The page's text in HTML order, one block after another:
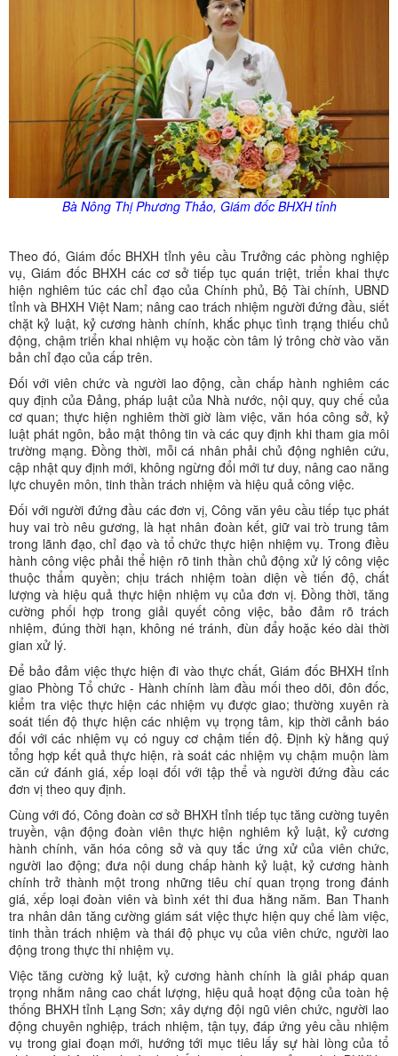
Bà Nông Thị Phương Thảo, Giám đốc BHXH tỉnh
Theo đó, Giám đốc BHXH tỉnh yêu cầu Trưởng các phòng nghiệp
vụ, Giám đốc BHXH các cơ sở tiếp tục quán triệt, triển khai thực
hiện nghiêm túc các chỉ đạo của Chính phủ, Bộ Tài chính, UBND
tỉnh và BHXH Việt Nam; nâng cao trách nhiệm người đứng đầu, siết
chặt kỷ luật, kỷ cương hành chính, khắc phục tình trạng thiếu chủ
động, chậm triển khai nhiệm vụ hoặc còn tâm lý trông chờ vào văn
bản chỉ đạo của cấp trên.
Đối với viên chức và người lao động, cần chấp hành nghiêm các
quy định của Đảng, pháp luật của Nhà nước, nội quy, quy chế của
cơ quan; thực hiện nghiêm thời giờ làm việc, văn hóa công sở, kỷ
luật phát ngôn, bảo mật thông tin và các quy định khi tham gia môi
trường mạng. Đồng thời, mỗi cá nhân phải chủ động nghiên cứu,
cập nhật quy định mới, không ngừng đổi mới tư duy, nâng cao năng
lực chuyên môn, tinh thần trách nhiệm và hiệu quả công việc.
Đối với người đứng đầu các đơn vị, Công văn yêu cầu tiếp tục phát
huy vai trò nêu gương, là hạt nhân đoàn kết, giữ vai trò trung tâm
trong lãnh đạo, chỉ đạo và tổ chức thực hiện nhiệm vụ. Trong điều
hành công việc phải thể hiện rõ tinh thần chủ động xử lý công việc
thuộc thẩm quyền; chịu trách nhiệm toàn diện về tiến độ, chất
lượng và hiệu quả thực hiện nhiệm vụ của đơn vị. Đồng thời, tăng
cường phối hợp trong giải quyết công việc, bảo đảm rõ trách
nhiệm, đúng thời hạn, không né tránh, đùn đẩy hoặc kéo dài thời
gian xử lý.
Để bảo đảm việc thực hiện đi vào thực chất, Giám đốc BHXH tỉnh
giao Phòng Tổ chức - Hành chính làm đầu mối theo dõi, đôn đốc,
kiểm tra việc thực hiện các nhiệm vụ được giao; thường xuyên rà
soát tiến độ thực hiện các nhiệm vụ trọng tâm, kịp thời cảnh báo
đối với các nhiệm vụ có nguy cơ chậm tiến độ. Định kỳ hằng quý
tổng hợp kết quả thực hiện, rà soát các nhiệm vụ chậm muộn làm
căn cứ đánh giá, xếp loại đối với tập thể và người đứng đầu các
đơn vị theo quy định.
Cùng với đó, Công đoàn cơ sở BHXH tỉnh tiếp tục tăng cường tuyên
truyền, vận động đoàn viên thực hiện nghiêm kỷ luật, kỷ cương
hành chính, văn hóa công sở và quy tắc ứng xử của viên chức,
người lao động; đưa nội dung chấp hành kỷ luật, kỷ cương hành
chính trở thành một trong những tiêu chí quan trọng trong đánh
giá, xếp loại đoàn viên và bình xét thi đua hằng năm. Ban Thanh
tra nhân dân tăng cường giám sát việc thực hiện quy chế làm việc,
tinh thần trách nhiệm và thái độ phục vụ của viên chức, người lao
động trong thực thi nhiệm vụ.
Việc tăng cường kỷ luật, kỷ cương hành chính là giải pháp quan
trọng nhằm nâng cao chất lượng, hiệu quả hoạt động của toàn hệ
thống BHXH tỉnh Lạng Sơn; xây dựng đội ngũ viên chức, người lao
động chuyên nghiệp, trách nhiệm, tận tụy, đáp ứng yêu cầu nhiệm
vụ trong giai đoạn mới, hướng tới mục tiêu lấy sự hài lòng của tổ